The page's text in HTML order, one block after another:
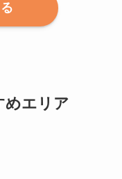
めエリア